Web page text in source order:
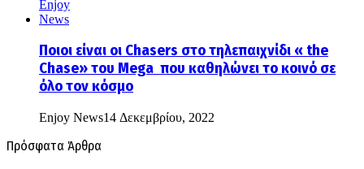
Ποιοι είναι οι Chasers στο τηλεπαιχνίδι « the
Chase» του Mega που καθηλώνει το κοινό σε
όλο τον κόσμο
Enjoy News14 Δεκεμβρίου, 2022
Πρόσφατα Άρθρα